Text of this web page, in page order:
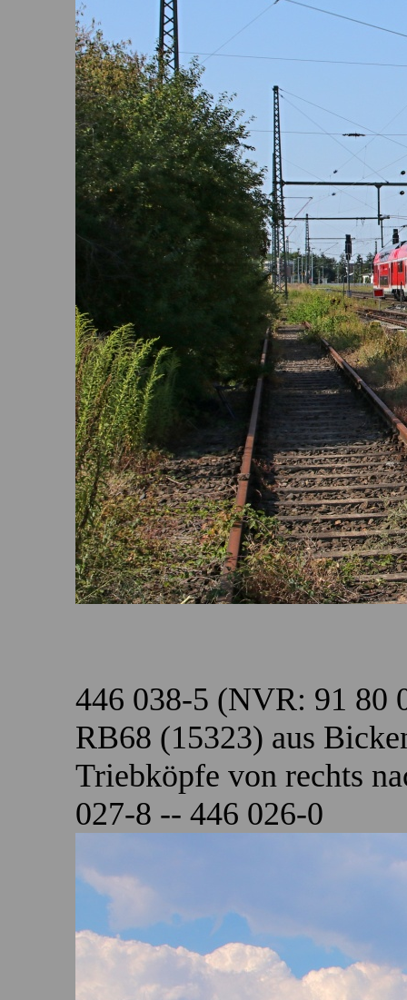
446 038-5 (NVR: 91 80
RB68 (15323) aus
Triebköpfe von rechts
027-8 -- 446 026-0